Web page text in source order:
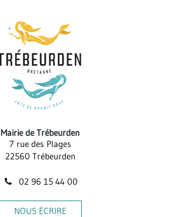
Mairie de Trébeurden
7 rue des Plages
22560 Trébeurden
02 96 15 44 00
NOUS ÉCRIRE